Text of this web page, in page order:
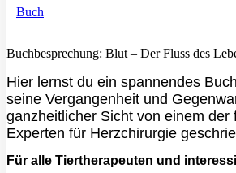
Buch
Buchbesprechung: Blut – Der Fluss des
Hier lernst du ein spannendes
seine Vergangenheit und
ganzheitlicher Sicht von einem der
Experten für Herzchirurgie
Für alle Tiertherapeuten und